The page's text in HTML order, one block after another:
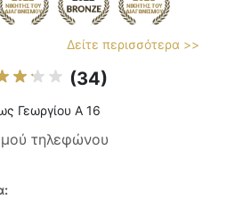
Δείτε περισσότερα >>
(34)
Γεωργίου Α 16
τηλεφώνου